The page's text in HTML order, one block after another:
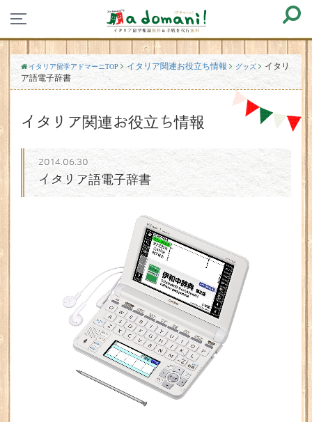
イタリア留学アドマーニTOP イタリア関連お役立ち情報 グッズ
イタリ
ア語電子辞書
イタリア関連お役立ち情報
2014.06.30
イタリア語電子辞書